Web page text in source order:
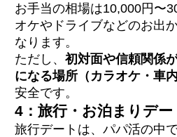
お手当の相場は10,000円〜
オケやドライブなどのお出
なります。
ただし、 初対面や信頼関係
になる場所（カラオケ・車
安全です。
4：旅行・お泊まりデー
旅行デートは、パパ活の中